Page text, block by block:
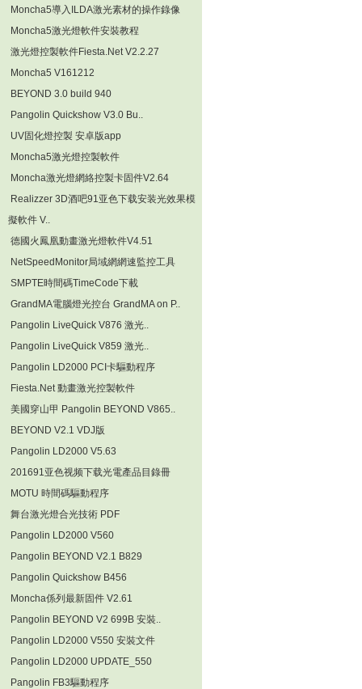
Moncha5導入ILDA激光素材的操作錄像
Moncha5激光燈軟件安裝教程
激光燈控製軟件Fiesta.Net V2.2.27
Moncha5 V161212
BEYOND 3.0 build 940
Pangolin Quickshow V3.0 Bu..
UV固化燈控製 安卓版app
Moncha5激光燈控製軟件
Moncha激光燈網絡控製卡固件V2.64
Realizzer 3D酒吧91亚色下载安装光效果模
擬軟件 V..
德國火鳳凰動畫激光燈軟件V4.51
NetSpeedMonitor局域網網速監控工具
SMPTE時間碼TimeCode下載
GrandMA電腦燈光控台 GrandMA on P..
Pangolin LiveQuick V876 激光..
Pangolin LiveQuick V859 激光..
Pangolin LD2000 PCI卡驅動程序
Fiesta.Net 動畫激光控製軟件
美國穿山甲 Pangolin BEYOND V865..
BEYOND V2.1 VDJ版
Pangolin LD2000 V5.63
201691亚色视频下载光電產品目錄冊
MOTU 時間碼驅動程序
舞台激光燈合光技術 PDF
Pangolin LD2000 V560
Pangolin BEYOND V2.1 B829
Pangolin Quickshow B456
Moncha係列最新固件 V2.61
Pangolin BEYOND V2 699B 安裝..
Pangolin LD2000 V550 安裝文件
Pangolin LD2000 UPDATE_550
Pangolin FB3驅動程序